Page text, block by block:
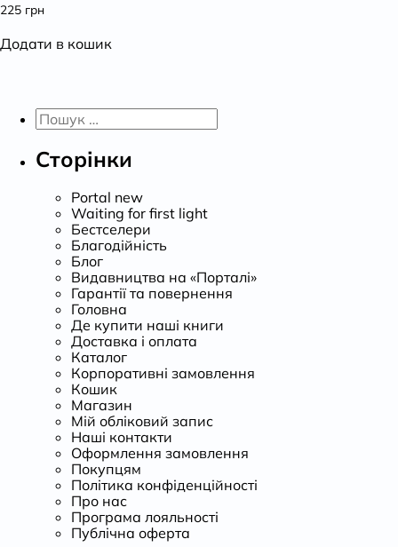
225 грн
Додати в кошик
Пошук:
Сторінки
Portal new
Waiting for first light
Бестселери
Благодійність
Блог
Видавництва на «Порталі»
Гарантії та повернення
Головна
Де купити наші книги
Доставка і оплата
Каталог
Корпоративні замовлення
Кошик
Магазин
Мій обліковий запис
Наші контакти
Оформлення замовлення
Покупцям
Політика конфіденційності
Про нас
Програма лояльності
Публічна оферта